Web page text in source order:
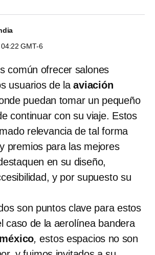
GMT-6
común ofrecer salones
usuarios de laaviación
puedan tomar un pequeño
continuar con su viaje. Estos
relevancia de tal forma
premios para las mejores
en su diseño,
y por supuesto su
son puntos clave para estos
caso de la aerolínea bandera
, estos espacios no son